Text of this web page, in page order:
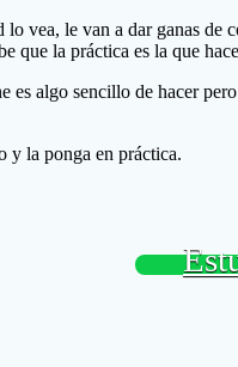
vea, le van a dar ganas
que la práctica es la que
es algo sencillo de hacer
y la ponga en práctica.